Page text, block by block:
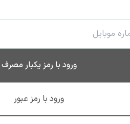
ورود با رمز یکبار مصرف
ورود با رمز عبور